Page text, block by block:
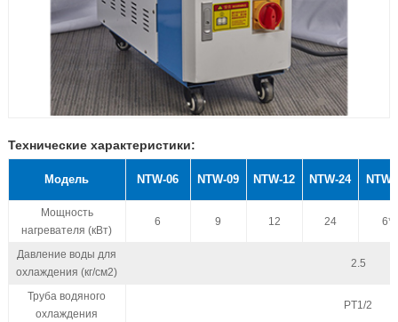
Технические характеристики:
Модель NTW-06 NTW-09 NTW-12 NTW-24
Мощность
нагревателя (кВт)
6 9 12 24
Давление воды для
охлаждения (кг/см2)
2.5
Труба водяного
охлаждения
PT1/2